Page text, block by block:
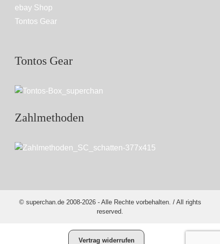
ebay Shop
Tontos Gear
Tontos Gear
Zahlmethoden
© superchan.de 2008-2026 - Alle Rechte vorbehalten. / All rights
reserved.
Vertrag widerrufen